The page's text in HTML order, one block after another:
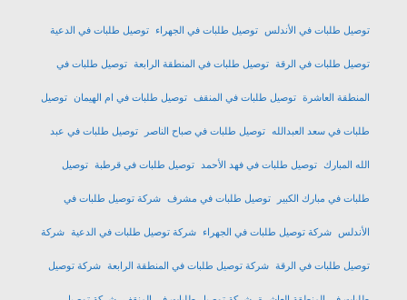
توصيل طلبات في الأندلس توصيل طلبات في الجهراء توصيل طلبات في الدعية
توصيل طلبات في الرقة توصيل طلبات في المنطقة الرابعة توصيل طلبات في
المنطقة العاشرة توصيل طلبات في المنقف توصيل طلبات في ام الهيمان توصيل
طلبات في سعد العبدالله توصيل طلبات في صباح الناصر توصيل طلبات في عبد
الله المبارك توصيل طلبات في فهد الأحمد توصيل طلبات في قرطبة توصيل
طلبات في مبارك الكبير توصيل طلبات في مشرف شركة توصيل طلبات في
الأندلس شركة توصيل طلبات في الجهراء شركة توصيل طلبات في الدعية شركة
توصيل طلبات في الرقة شركة توصيل طلبات في المنطقة الرابعة شركة توصيل